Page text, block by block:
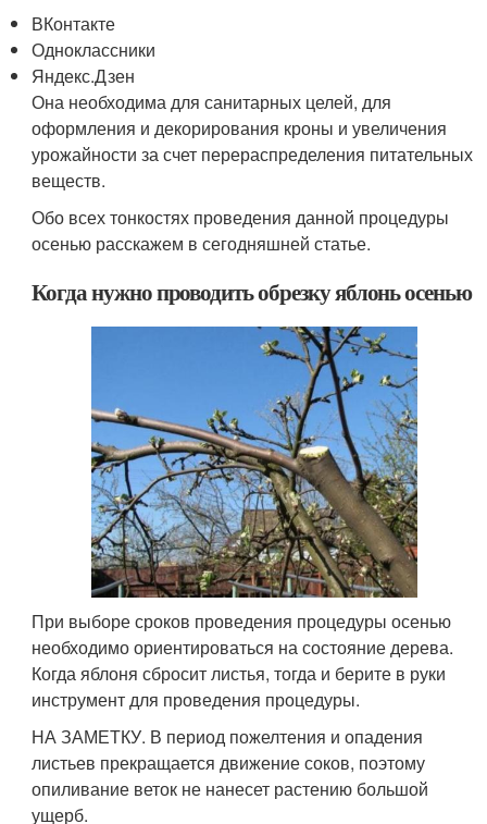
ВКонтакте
Одноклассники
Яндекс.Дзен
Она необходима для санитарных целей, для
оформления и декорирования кроны и увеличения
урожайности за счет перераспределения питательных
веществ.
Обо всех тонкостях проведения данной процедуры
осенью расскажем в сегодняшней статье.
Когда нужно проводить обрезку яблонь осенью
При выборе сроков проведения процедуры осенью
необходимо ориентироваться на состояние дерева.
Когда яблоня сбросит листья, тогда и берите в руки
инструмент для проведения процедуры.
НА ЗАМЕТКУ. В период пожелтения и опадения
листьев прекращается движение соков, поэтому
опиливание веток не нанесет растению большой
ущерб.